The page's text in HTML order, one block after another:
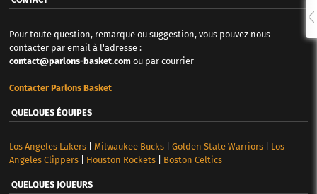
Pour toute question, remarque ou suggestion, vous pouvez nous
contacter par email à l'adresse :
contact@parlons-basket.com ou par courrier
Contacter Parlons Basket
QUELQUES ÉQUIPES
Los Angeles Lakers| Milwaukee Bucks| Golden State Warriors| Los
Angeles Clippers| Houston Rockets| Boston Celtics
QUELQUES JOUEURS